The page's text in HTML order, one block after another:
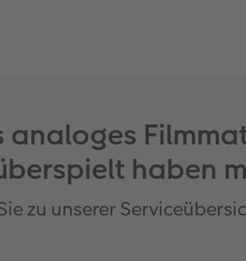
haben
zu unserer